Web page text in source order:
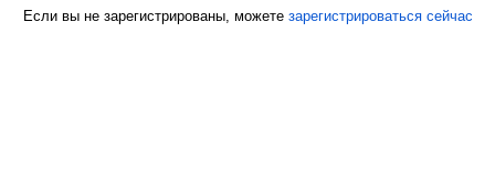
Если вы не зарегистрированы, можете зарегистрироваться сейчас